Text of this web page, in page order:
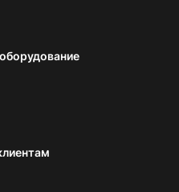
оборудование